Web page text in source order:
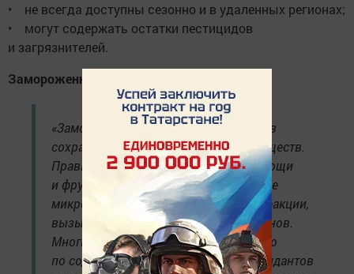
• не всегда доступны сезонно и в удаленных регионах;
• могут содержать остатки пестицидов
и загрязнителей.
Замороженные продукты:
«Заморозка — один из лучших методов
сохранить максимум питательных веществ.
Правильно быстро замороженные овощи
и фрукты останавливают размножение
микробов и замедляют химические реакции,
вызывающие порчу и потерю витаминов.
Многие исследования показывают, что
по содержанию витаминов и антиоксидантов